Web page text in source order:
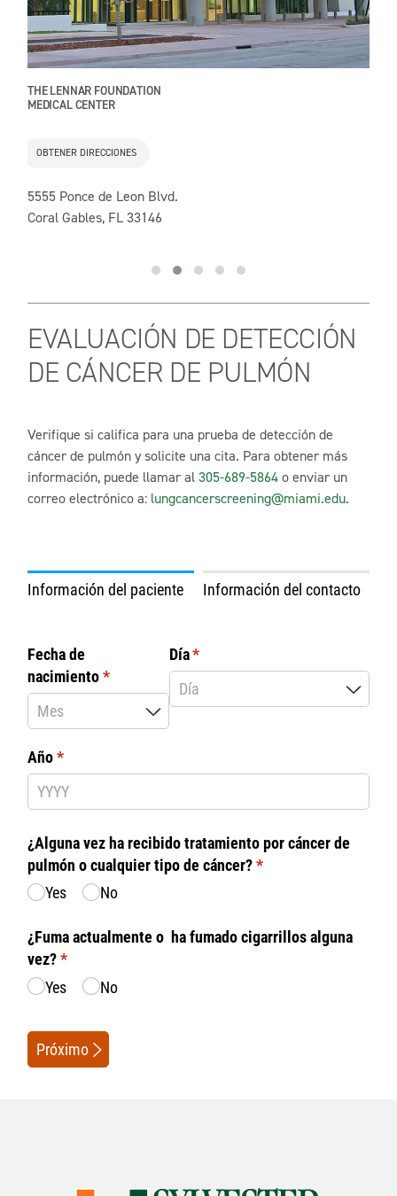
THE LENNAR FOUNDATION
MEDICAL CENTER
OBTENER DIRECCIONES
5555 Ponce de Leon Blvd.
Coral Gables, FL 33146
EVALUACIÓN DE DETECCIÓN
DE CÁNCER DE PULMÓN
Verifique si califica para una prueba de detección de
cáncer de pulmón y solicite una cita. Para obtener más
información, puede llamar al305-689-5864o enviar un
correo electrónico a: lungcancerscreening@miami.edu.
Información del paciente Información del contacto
Fecha de
nacimiento*
(necesario)
Día*
(necesario)
Año*
(necesario)
¿Alguna vez ha recibido tratamiento por cáncer de
pulmón o cualquier tipo de cáncer?*
(necesario)
Yes
No
¿Fuma actualmente o ha fumado cigarrillos alguna
vez?*
(necesario)
Yes
No
Próximo